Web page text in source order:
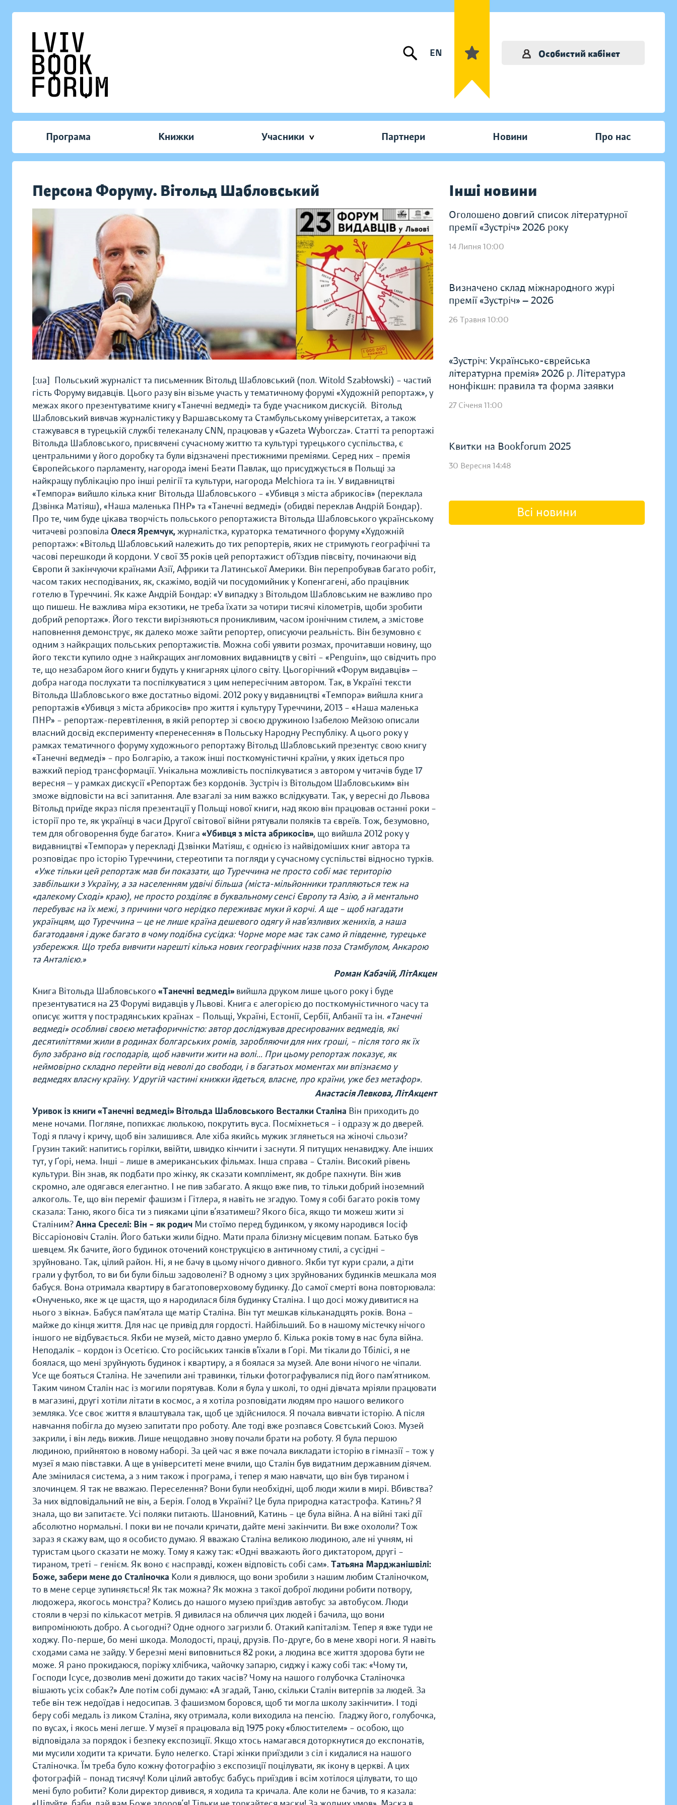
EN Особистий кабінет
Програма Книжки Учасники Партнери Новини Про нас
Персона Форуму. Вітольд Шабловський Інші новини
[:ua]Польський журналіст та письменник Вітольд Шабловський (пол. Witold Szabłowski) – частий
гість Форуму видавців. Цього разу він візьме участь у тематичному форумі «Художній репортаж», у
межах якого презентуватиме книгу «Танечні ведмеді» та буде учасником дискусій. Вітольд
Шабловський вивчав журналістику у Варшавському та Стамбульському університетах, а також
стажувався в турецькій службі телеканалу CNN, працював у «Gazeta Wyborcza». Статті та репортажі
Вітольда Шабловського, присвячені сучасному життю та культурі турецького суспільства, є
центральними у його доробку та були відзначені престижними преміями. Серед них – премія
Європейського парламенту, нагорода імені Беати Павлак, що присуджується в Польщі за
найкращу публікацію про інші релігії та культури, нагорода Melchiora та ін. У видавництві
«Темпора» вийшло кілька книг Вітольда Шабловського – «Убивця з міста абрикосів» (переклала
Дзвінка Матіяш), «Наша маленька ПНР» та «Танечні ведмеді» (обидві переклав Андрій Бондар).
Про те, чим буде цікава творчість польського репортажиста Вітольда Шабловського українському
читачеві розповіла Олеся Яремчук,журналістка, кураторка тематичного форуму «Художній
репортаж»: «Вітольд Шабловський належить до тих репортерів, яких не стримують географічні та
часові перешкоди й кордони. У свої 35 років цей репортажист об’їздив півсвіту, починаючи від
Європи й закінчуючи країнами Азії, Африки та Латинської Америки. Він перепробував багато робіт,
часом таких несподіваних, як, скажімо, водій чи посудомийник у Копенгагені, або працівник
готелю в Туреччині. Як каже Андрій Бондар: «У випадку з Вітольдом Шабловським не важливо про
що пишеш. Не важлива міра екзотики, не треба їхати за чотири тисячі кілометрів, щоби зробити
добрий репортаж». Його тексти вирізняються проникливим, часом іронічним стилем, а змістове
наповнення демонструє, як далеко може зайти репортер, описуючи реальність. Він безумовно є
одним з найкращих польських репортажистів. Можна собі уявити розмах, прочитавши новину, що
його тексти купило одне з найкращих англомовних видавництв у світі – «Penguin», що свідчить про
те, що незабаром його книги будуть у книгарнях цілого світу. Цьогорічний «Форум видавців» —
добра нагода послухати та поспілкуватися з цим непересічним автором. Так, в Україні тексти
Вітольда Шабловського вже достатньо відомі. 2012 року у видавництві «Темпора» вийшла книга
репортажів «Убивця з міста абрикосів» про життя і культуру Туреччини, 2013 – «Наша маленька
ПНР» – репортаж-перевтілення, в якій репортер зі своєю дружиною Ізабелою Мейзою описали
власний досвід експерименту «перенесення» в Польську Народну Республіку. А цього року у
рамках тематичного форуму художнього репортажу Вітольд Шабловський презентує свою книгу
«Танечні ведмеді» – про Болгарію, а також інші посткомуністичні країни, у яких ідеться про
важкий період трансформації. Унікальна можливість поспілкуватися з автором у читачів буде 17
вересня — у рамках дискусії «Репортаж без кордонів. Зустріч із Вітольдом Шабловським» він
зможе відповісти на всі запитання. Але взагалі за ним важко вслідкувати. Так, у вересні до Львова
Вітольд приїде якраз після презентації у Польщі нової книги, над якою він працював останні роки –
історії про те, як українці в часи Другої світової війни рятували поляків та євреїв. Тож, безумовно,
тем для обговорення буде багато». Книга «Убивця з міста абрикосів», що вийшла 2012 року у
видавництві «Темпора» у перекладі Дзвінки Матіяш, є однією із найвідоміших книг автора та
розповідає про історію Туреччини, стереотипи та погляди у сучасному суспільстві відносно турків.
«Уже тільки цей репортаж мав би показати, що Туреччина не просто собі має територію
завбільшки з Україну, а за населенням удвічі більша (міста-мільйонники трапляються теж на
«далекому Сході» краю), не просто розділяє в буквальному сенсі Європу та Азію, а й ментально
перебуває на їх межі, з причини чого нерідко переживає муки й корчі. А ще – щоб нагадати
українцям, що Туреччина — це не лише країна дешевого одягу й нав’язливих женихів, а наша
багатодавня і дуже багато в чому подібна сусідка: Чорне море має так само й південне, турецьке
узбережжя. Що треба вивчити нарешті кілька нових географічних назв поза Стамбулом, Анкарою
та Анталією.»
Роман Кабачій, ЛітАкцен
Книга Вітольда Шабловського «Танечні ведмеді»вийшла друком лише цього року і буде
презентуватися на 23 Форумі видавців у Львові. Книга є алегорією до посткомуністичного часу та
описує життя у пострадянських країнах – Польщі, Україні, Естонії, Сербії, Албанії та ін. «Танечні
ведмеді» особливі своєю метафоричністю: автор досліджував дресированих ведмедів, які
десятиліттями жили в родинах болгарських ромів, заробляючи для них гроші, – після того як їх
було забрано від господарів, щоб навчити жити на волі... При цьому репортаж показує, як
неймовірно складно перейти від неволі до свободи, і в багатьох моментах ми впізнаємо у
ведмедях власну країну. У другій частині книжки йдеться, власне, про країни, уже без метафор».
Анастасія Левкова, ЛітАкцент
Уривок із книги «Танечні ведмеді» Вітольда Шабловського Весталки Сталіна Він приходить до
мене ночами. Погляне, попихкає люлькою, покрутить вуса. Посміхнеться – і одразу ж до дверей.
Тоді я плачу і кричу, щоб він залишився. Але хіба якийсь мужик зглянеться на жіночі сльози?
Грузин такий: напитись горілки, ввійти, швидко кінчити і заснути. Я питущих ненавиджу. Але інших
тут, у Ґорі, нема. Інші – лише в американських фільмах. Інша справа – Сталін. Високий рівень
культури. Він знав, як подбати про жінку, як сказати комплімент, як добре пахнути. Він жив
скромно, але одягався елегантно. І не пив забагато. А якщо вже пив, то тільки добрий іноземний
алкоголь. Те, що він переміг фашизм і Гітлера, я навіть не згадую. Тому я собі багато років тому
сказала: Таню, якого біса ти з пияками ціпи в’язатимеш? Якого біса, якщо ти можеш жити зі
Сталіним?Анна Среселі: Він – як родич Ми стоїмо перед будинком, у якому народився Іосіф
Віссаріоновіч Сталін. Його батьки жили бідно. Мати прала білизну місцевим попам. Батько був
шевцем. Як бачите, його будинок оточений конструкцією в античному стилі, а сусідні –
зруйновано. Так, цілий район. Ні, я не бачу в цьому нічого дивного. Якби тут кури срали, а діти
грали у футбол, то ви би були більш задоволені? В одному з цих зруйнованих будинків мешкала моя
бабуся. Вона отримала квартиру в багатоповерховому будинку. До самої смерті вона повторювала:
«Онученько, яке ж це щастя, що я народилася біля будинку Сталіна. І що досі можу дивитися на
нього з вікна». Бабуся пам’ятала ще матір Сталіна. Він тут мешкав кільканадцять років. Вона –
майже до кінця життя. Для нас це привід для гордості. Найбільший. Бо в нашому містечку нічого
іншого не відбувається. Якби не музей, місто давно умерло б. Кілька років тому в нас була війна.
Неподалік – кордон із Осетією. Сто російських танків в’їхали в Ґорі. Ми тікали до Тбілісі, я не
боялася, що мені зруйнують будинок і квартиру, а я боялася за музей. Але вони нічого не чіпали.
Усе ще бояться Сталіна. Не зачепили ані травинки, тільки фотографувалися під його пам’ятником.
Таким чином Сталін нас із могили порятував. Коли я була у школі, то одні дівчата мріяли працювати
в магазині, другі хотіли літати в космос, а я хотіла розповідати людям про нашого великого
земляка. Усе своє життя я влаштувала так, щоб це здійснилося. Я почала вивчати історію. А після
навчання побігла до музею запитати про роботу. Але тоді вже розпався Совєтський Союз. Музей
закрили, і він ледь вижив. Лише нещодавно знову почали брати на роботу. Я була першою
людиною, прийнятою в новому наборі. За цей час я вже почала викладати історію в гімназії – тож у
музеї я маю півставки. А ще в університеті мене вчили, що Сталін був видатним державним діячем.
Але змінилася система, а з ним також і програма, і тепер я маю навчати, що він був тираном і
злочинцем. Я так не вважаю. Переселення? Вони були необхідні, щоб люди жили в мирі. Вбивства?
За них відповідальний не він, а Берія. Голод в Україні? Це була природна катастрофа. Катинь? Я
знала, що ви запитаєте. Усі поляки питають. Шановний, Катинь – це була війна. А на війні такі дії
абсолютно нормальні. І поки ви не почали кричати, дайте мені закінчити. Ви вже охололи? Тож
зараз я скажу вам, що я особисто думаю. Я вважаю Сталіна великою людиною, але ні учням, ні
туристам цього сказати не можу. Тому я кажу так: «Одні вважають його диктатором, другі –
тираном, треті – генієм. Як воно є насправді, кожен відповість собі сам». Татьяна Марджанішвілі:
Боже, забери мене до Сталіночка Коли я дивлюся, що вони зробили з нашим любим Сталіночком,
то в мене серце зупиняється! Як так можна? Як можна з такої доброї людини робити потвору,
людожера, якогось монстра? Колись до нашого музею приїздив автобус за автобусом. Люди
стояли в черзі по кількасот метрів. Я дивилася на обличчя цих людей і бачила, що вони
випромінюють добро. А сьогодні? Одне одного загризли б. Отакий капіталізм. Тепер я вже туди не
ходжу. По-перше, бо мені шкода. Молодості, праці, друзів. По-друге, бо в мене хворі ноги. Я навіть
сходами сама не зайду. У березні мені виповниться 82 роки, а людина все життя здорова бути не
може. Я рано прокидаюся, поріжу хлібчика, чайочку запарю, сиджу і кажу собі так: «Чому ти,
Господи Ісусе, дозволив мені дожити до таких часів? Чому на нашого голубочка Сталіночка
вішають усіх собак?» Але потім собі думаю: «А згадай, Таню, скільки Сталін витерпів за людей. За
тебе він теж недоїдав і недосипав. З фашизмом боровся, щоб ти могла школу закінчити». І тоді
беру собі медаль із ликом Сталіна, яку отримала, коли виходила на пенсію. Гладжу його, голубочка,
по вусах, і якось мені легше. У музеї я працювала від 1975 року «блюстителем» – особою, що
відповідала за порядок і безпеку експозиції. Якщо хтось намагався доторкнутися до експонатів,
ми мусили ходити та кричати. Було нелегко. Старі жінки приїздили з сіл і кидалися на нашого
Сталіночка. Їм треба було кожну фотографію з експозиції поцілувати, як ікону в церкві. А цих
фотографій – понад тисячу! Коли цілий автобус бабусь приїздив і всім хотілося цілувати, то що
мені було робити? Коли директор дивився, я ходила та кричала. Але коли не бачив, то я казала:
Оголошено довгий список літературної
премії «Зустріч» 2026 року
14 Липня 10:00
Визначено склад міжнародного журі
премії «Зустріч» — 2026
26 Травня 10:00
«Зустріч: Українсько-єврейська
літературна премія» 2026 р. Література
нонфікшн: правила та форма заявки
27 Січеня 11:00
Квитки на Bookforum 2025
30 Вересня 14:48
Всі новини